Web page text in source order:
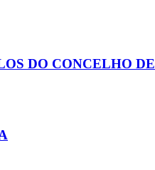
DO CONCELHO DE